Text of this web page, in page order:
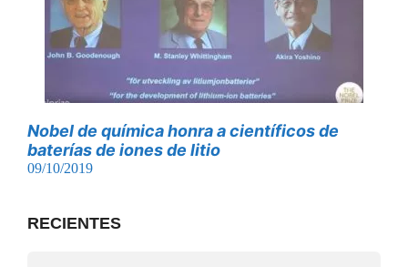
Nobel de química honra a científicos de
baterías de iones de litio
09/10/2019
RECIENTES